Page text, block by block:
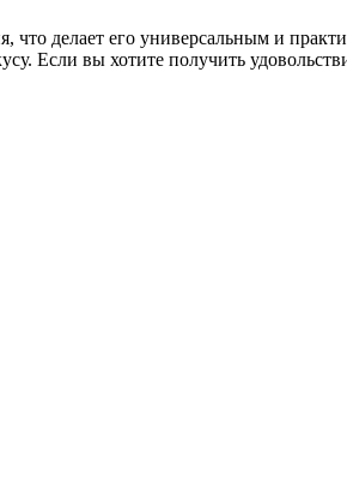
что делает его универсальным и
Если вы хотите получить